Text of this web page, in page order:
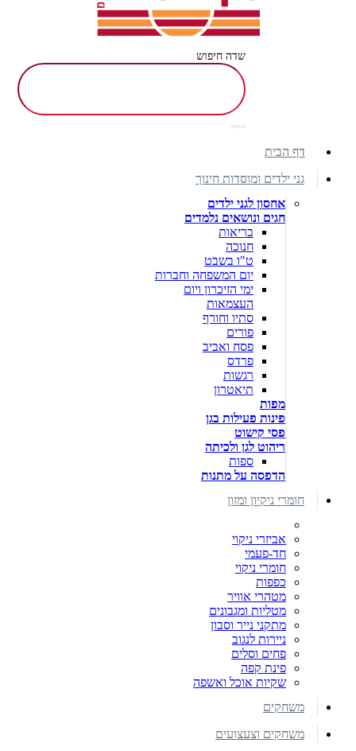
שדה חיפוש
דף הבית
גני ילדים ומוסדות חינוך
אחסון לגני ילדים
חגים ונושאים נלמדים
בריאות
חנוכה
ט"ו בשבט
יום המשפחה וחברות
ימי הזיכרון ויום
העצמאות
סתיו וחורף
פורים
פסח ואביב
פרדס
רגשות
תיאטרון
מפות
פינות פעילות בגן
פסי קישוט
ריהוט לגן ולכיתה
ספות
הדפסה על מתנות
חומרי ניקיון ומזון
אביזרי ניקוי
חד-פעמי
חומרי ניקוי
כפפות
מטהרי אוויר
מטליות ומגבונים
מתקני נייר וסבון
ניירות לנגוב
פחים וסלים
פינת קפה
שקיות אוכל ואשפה
משחקים
משחקים וצעצועים